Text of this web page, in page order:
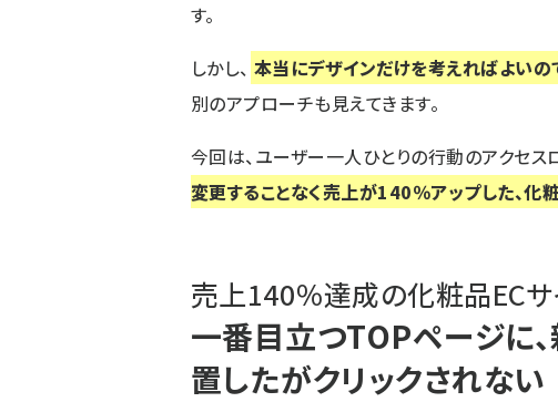
す。
しかし、 本当にデザインだけを考えればよいの
別のアプローチも見えてきます。
今回は、ユーザー一人ひとりの行動のアクセス
変更することなく売上が140％アップした、化
売上140％達成の化粧品ECサ
一番目立つTOPページに
置したがクリックされない